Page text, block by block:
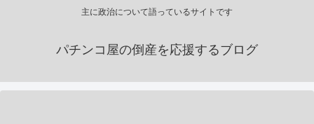
主に政治について語っているサイトです
パチンコ屋の倒産を応援するブログ